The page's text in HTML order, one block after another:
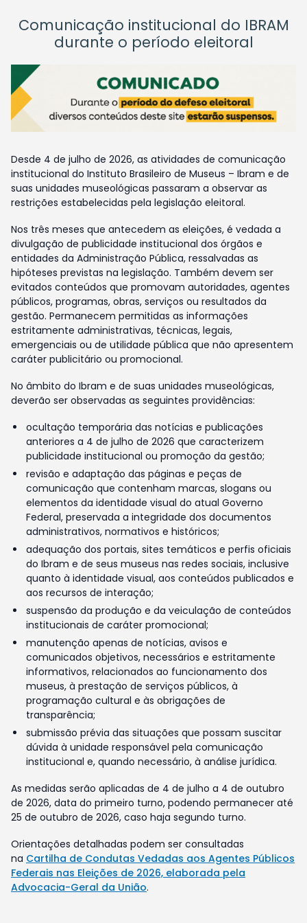
Comunicação institucional do IBRAM
durante o período eleitoral
Desde 4 de julho de 2026, as atividades de comunicação
institucional do Instituto Brasileiro de Museus – Ibram e de
suas unidades museológicas passaram a observar as
restrições estabelecidas pela legislação eleitoral.
Nos três meses que antecedem as eleições, é vedada a
divulgação de publicidade institucional dos órgãos e
entidades da Administração Pública, ressalvadas as
hipóteses previstas na legislação. Também devem ser
evitados conteúdos que promovam autoridades, agentes
públicos, programas, obras, serviços ou resultados da
gestão. Permanecem permitidas as informações
estritamente administrativas, técnicas, legais,
emergenciais ou de utilidade pública que não apresentem
caráter publicitário ou promocional.
No âmbito do Ibram e de suas unidades museológicas,
deverão ser observadas as seguintes providências:
ocultação temporária das notícias e publicações
anteriores a 4 de julho de 2026 que caracterizem
publicidade institucional ou promoção da gestão;
revisão e adaptação das páginas e peças de
comunicação que contenham marcas, slogans ou
elementos da identidade visual do atual Governo
Federal, preservada a integridade dos documentos
administrativos, normativos e históricos;
adequação dos portais, sites temáticos e perfis oficiais
do Ibram e de seus museus nas redes sociais, inclusive
quanto à identidade visual, aos conteúdos publicados e
aos recursos de interação;
suspensão da produção e da veiculação de conteúdos
institucionais de caráter promocional;
manutenção apenas de notícias, avisos e
comunicados objetivos, necessários e estritamente
informativos, relacionados ao funcionamento dos
museus, à prestação de serviços públicos, à
programação cultural e às obrigações de
transparência;
submissão prévia das situações que possam suscitar
dúvida à unidade responsável pela comunicação
institucional e, quando necessário, à análise jurídica.
As medidas serão aplicadas de 4 de julho a 4 de outubro
de 2026, data do primeiro turno, podendo permanecer até
25 de outubro de 2026, caso haja segundo turno.
Orientações detalhadas podem ser consultadas
na Cartilha de Condutas Vedadas aos Agentes Públicos
Federais nas Eleições de 2026, elaborada pela
Advocacia-Geral da União.